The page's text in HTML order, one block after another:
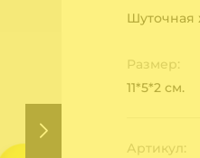
Шуточная
Размер:
11*5*2 см.
Артикул: